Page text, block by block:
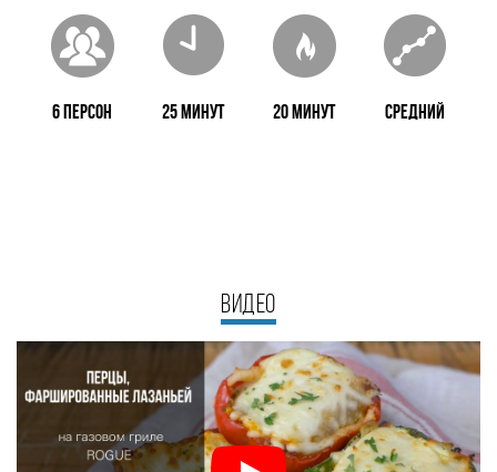
6 персон 25 минут 20 минут Средний
ВИДЕО